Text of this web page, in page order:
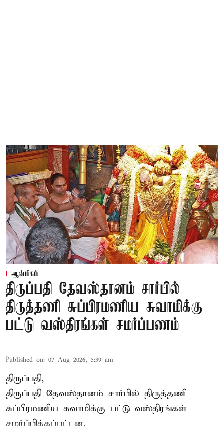
ஆன்மிகம்
திருப்பதி தேவஸ்தானம் சார்பில்
திருத்தணி சுப்பிரமணிய சுவாமிக்கு
பட்டு வஸ்திரங்கள் சமர்ப்பணம்
Published on: 07 Aug 2026, 5:39 am
திருப்பதி,
திருப்பதி தேவஸ்தானம் சார்பில் திருத்தணி
சுப்பிரமணிய சுவாமிக்கு பட்டு வஸ்திரங்கள்
சமர்ப்பிக்கப்பட்டன.